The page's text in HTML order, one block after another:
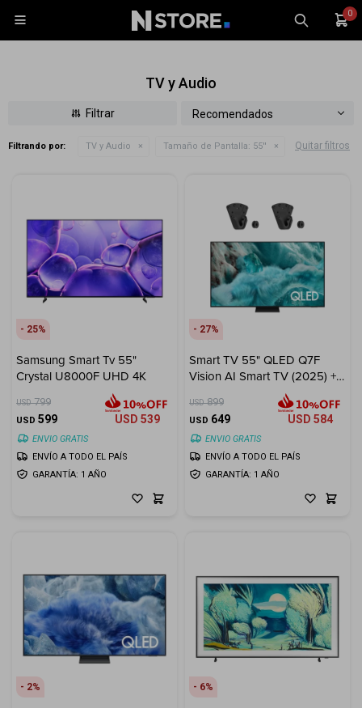
0

TV y Audio
Recomendados
Filtrando por: TV y Audio Tamaño de Pantalla: 55'' Quitar filtros
25
Samsung Smart Tv 55"
Crystal U8000F UHD 4K
USD 799
USD 599 USD 539
ENVIO GRATIS
GARANTÍA: 1 AÑO
ENVÍO A TODO EL PAÍS
27
Smart TV 55" QLED Q7F
Vision AI Smart TV (2025) +
Soporte de Pared LUMI
32"-100" ¡De Regalo!
USD 899
USD 649 USD 584
ENVIO GRATIS
GARANTÍA: 1 AÑO
ENVÍO A TODO EL PAÍS
2 6
TV y Audio
Hogar
Marcas
Wearables
Accesorios
Monitores